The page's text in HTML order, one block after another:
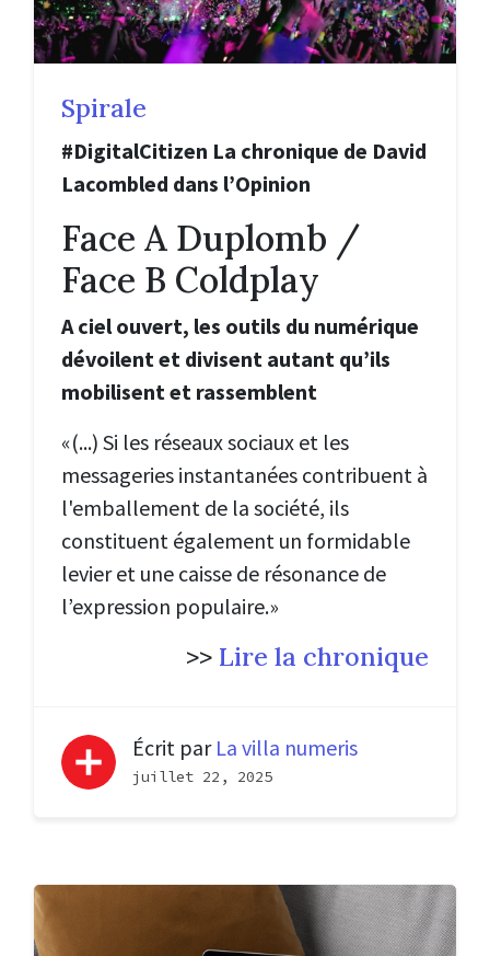
Spirale
#DigitalCitizen La chronique de David
Lacombled dans l’Opinion
Face A Duplomb /
Face B Coldplay
A ciel ouvert, les outils du numérique
dévoilent et divisent autant qu’ils
mobilisent et rassemblent
«(...) Si les réseaux sociaux et les
messageries instantanées contribuent à
l'emballement de la société, ils
constituent également un formidable
levier et une caisse de résonance de
l’expression populaire.»
>> Lire la chronique
Écrit par La villa numeris
juillet 22, 2025